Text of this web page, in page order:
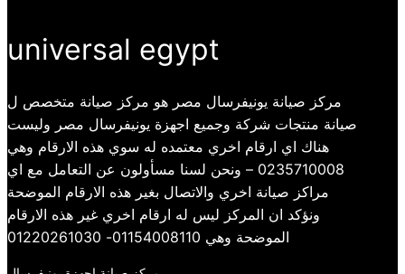
universal egypt
مركز صيانة يونيفرسال مصر هو مركز صيانة متخصص ل
صيانة منتجات شركة وجميع اجهزة يونيفرسال مصر وليست
هناك اي ارقام اخري معتمده له سوي هذه الارقام وهي
0235710008 – ونحن لسنا مسأولون عن التعامل مع اي
مراكز صيانة اخري والاتصال بغير هذه الارقام الموضحة
ونؤكد ان المركز ليس له ارقام اخري غير هذه الارقام
الموضحة وهي 01154008110- 01220261030